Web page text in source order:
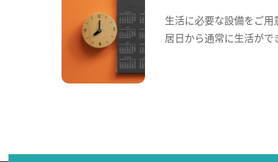
生活に必要な設備をご
居日から通常に生活がで